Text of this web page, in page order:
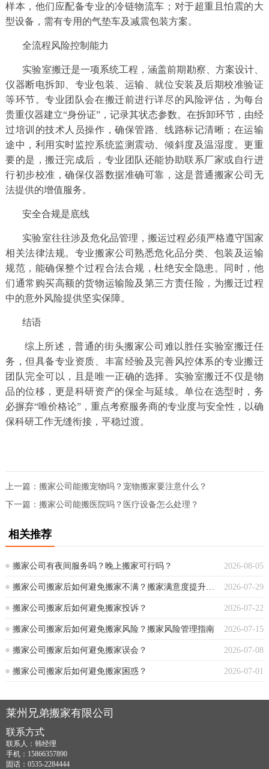
样本，他们应配备专业的冷链物流车；对于超重且怕震的大
型设备，需有专用的气垫车及减震包装方案。
全流程风险控制能力
实验室搬迁是一项系统工程，涵盖前期勘察、方案设计、
仪器断电拆卸、专业包装、运输、就位安装及后期校准验证
等环节。专业团队会在搬迁前进行详尽的风险评估，为每台
贵重仪器建立“身份证”，记录其状态参数。在拆卸环节，由经
过培训的技术人员操作，确保管路、线路标记清晰；在运输
途中，利用实时监控系统监测震动、倾斜度及温湿度。更重
要的是，搬迁完成后，专业团队还能协助联系厂家或自行进
行初步校准，确保仪器数据准确可靠，这是普通搬家公司无
法提供的增值服务。
安全合规是底线
实验室往往涉及危化品管理，搬运过程必须严格遵守国家
相关法律法规。专业搬家公司熟悉危化品分类、包装及运输
规范，能确保整个过程合法合规，杜绝安全隐患。同时，他
们通常购买高额的货物运输险及第三方责任险，为搬迁过程
中的意外风险提供坚实保障。
结语
综上所述，普通的街头搬家公司难以胜任实验室搬迁任
务，但具备专业资质、丰富经验及完善风控体系的专业搬迁
团队完全可以，且是唯一正确的选择。实验室搬迁不仅是物
品的位移，更是科研资产的保全与延续。单位在选型时，务
必摒弃“唯价格论”，重点考察服务商的专业度与安全性，以确
保科研工作无缝衔接，平稳过渡。
上一篇： 搬家公司能搬宠物吗？宠物搬家要注意什么？
下一篇： 搬家公司能搬医院吗？医疗设备怎么处理？
相关推荐
2026-08-05
搬家公司有夜间服务吗？晚上搬家可行吗？
2026-07-29
搬家公司搬家后如何避免搬家不满？搬家满意度提升指南
2026-07-22
搬家公司搬家后如何避免搬家投诉？
2026-07-15
搬家公司搬家后如何避免搬家风险？搬家风险管理指南
2026-07-08
搬家公司搬家后如何避免搬家误会？
2026-07-01
搬家公司搬家后如何避免搬家困惑？
莱州兄弟搬家有限公司
联系方式
联系人：韩经理
手机：15866357890
固话：0535-2284444